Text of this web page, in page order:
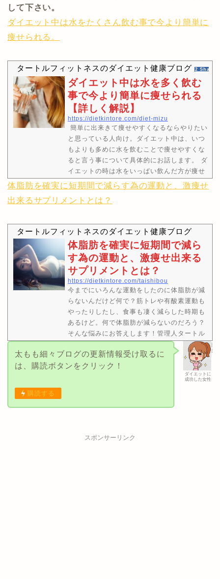
して下さい。
ダイエット中は水をたくさん飲む事で今より簡単に
痩せられる。
タートルフィットネスのダイエット健康ブログ 2 Shares
ダイエット中は水を多く飲む
事で今より簡単に痩せられる
【詳しく解説】
https://dietkintore.com/diet-mizu
簡単に出来きて痩せやすくなるならやりたい
と思っている人向け。ダイエット中は、いつ
もよりも多めに水を飲むことで痩せやすくな
ると言う事について具体的にお話します。 ダ
イエットの時は水をいっぱい飲んだ方が痩せ
るって聞いたんだけど本当かしら？私、水を
けど…。本当に水をたくさん飲んだら痩せる
イエットの時にとにかくたくさん水を飲むよ
うにしたらダイエットに成功出来たわよ！※
この記事は2.3分で読む事が出来ます。ふくら
はぎの脂…
体脂肪を確実に短期間で減らす為の運動と、激痩せ
出来るサプリメントとは？
タートルフィットネスのダイエット健康ブログ
体脂肪を確実に短期間で減ら
す為の運動と、激痩せ出来る
サプリメントとは？
https://dietkintore.com/taishibou
今までにいろんな運動をしたのに体脂肪が減
らないんだけど何で？筋トレや有酸素運動も
やったりしたし、食事も凄く減らした時期も
あるけど。何で体脂肪が減らないのだろう？
そんな悩みにお答えします！管理人タートル
のtwitterアカウントです。@kameki23良か
ったらフォローもヨロピコ！※2.3分で読む事
が出来ます。この記事を読んだ後は、運動、
食事、サプリメントの知識が身に付き体脂肪
酸素運動のどっちが良い？・体脂肪の蓄積を
ダイエットに
成功した女性
太もも細々ブログの更新情報受け取るに
は、購読ボタンをクリック！
購読する
スポンサーリンク